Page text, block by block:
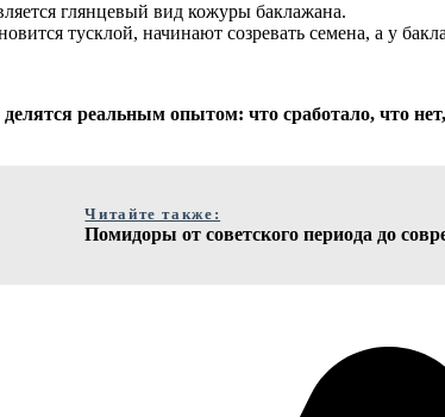
глянцевый вид кожуры баклажана.
тусклой, начинают созревать семена, а у
делятся реальным опытом: что сработало, что
Читайте также:
Помидоры от советского периода до